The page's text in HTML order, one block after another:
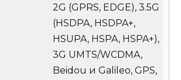
2G (GPRS, EDGE), 3.5G
(HSDPA, HSDPA+,
HSUPA, HSPA, HSPA+),
3G UMTS/WCDMA,
Beidou и Galileo, GPS,